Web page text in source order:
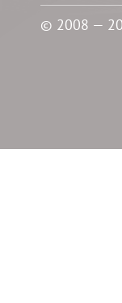
© 2008 —